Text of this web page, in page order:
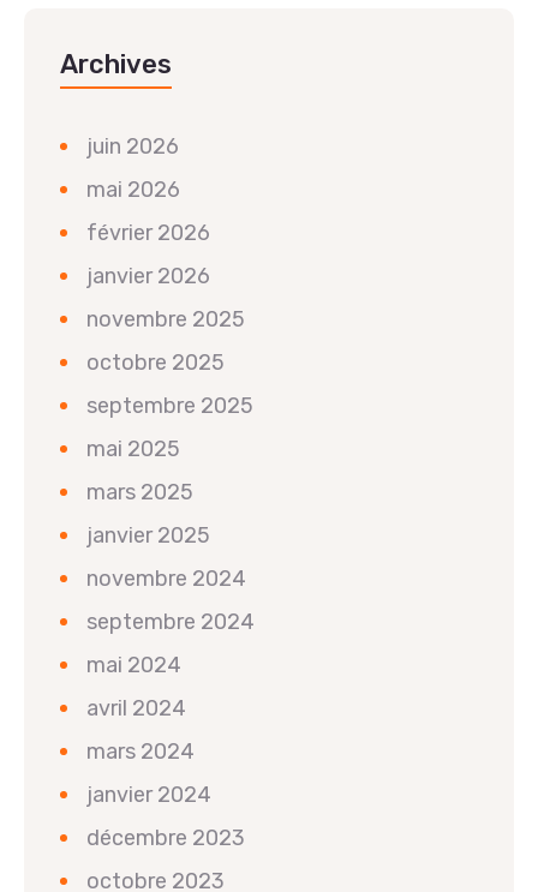
Archives
juin 2026
mai 2026
février 2026
janvier 2026
novembre 2025
octobre 2025
septembre 2025
mai 2025
mars 2025
janvier 2025
novembre 2024
septembre 2024
mai 2024
avril 2024
mars 2024
janvier 2024
décembre 2023
octobre 2023